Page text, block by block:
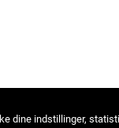
dine indstillinger,